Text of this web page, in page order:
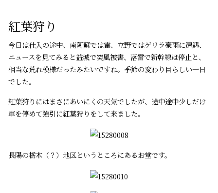
紅葉狩り
今日は仕入の途中、南阿蘇では雷、立野ではゲリラ豪雨に遭遇、
ニュースを見てみると益城で突風被害、落雷で新幹線は停止と、
相当な荒れ模様だったみたいですね。季節の変わり目らしい一日
でした。
紅葉狩りにはまさにあいにくの天気でしたが、途中途中少しだけ
車を停めて強引に紅葉狩りをして来ました。
長陽の栃木（？）地区というところにあるお堂です。